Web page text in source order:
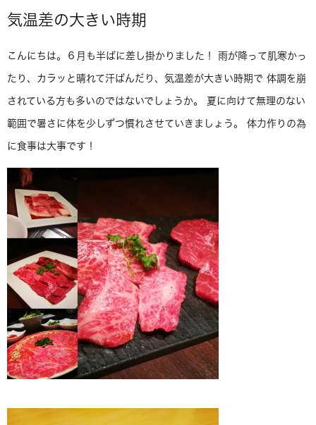
気温差の大きい時期
こんにちは。６月も半ばに差し掛かりました！ 雨が降って肌寒かっ
たり、カラッと晴れて汗ばんだり、気温差が大きい時期で 体調を崩
されている方も多いのではないでしょうか。 夏に向けて無理のない
範囲で暑さに体を少しずつ慣れさせていきましょう。 体力作りの為
に食事は大事です！